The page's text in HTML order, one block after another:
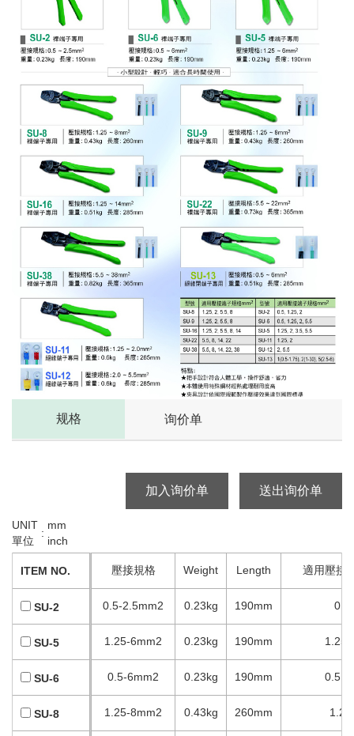
规格 询价单
加入询价单 送出询价单
UNIT
:
mm
單位
inch
壓接規格 Weight Length 適用壓接
0.5-2.5mm2 0.23kg 190mm
1.25-6mm2 0.23kg 190mm
0.5-6mm2 0.23kg 190mm
1.25-8mm2 0.43kg 260mm
ITEM NO.
SU-2
SU-5
SU-6
SU-8